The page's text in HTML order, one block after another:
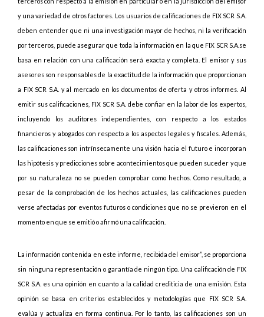
y una variedad de otros factores. Los usuarios de calificaciones de FIX SCR S.A.
deben entender que ni una investigación mayor de hechos, ni la verificación
por terceros, puede asegurar que toda la información en la que FIX SCR S.A.se
basa en relación con una calificación será exacta y completa. El emisor y sus
asesores son responsables de la exactitud de la información que proporcionan
a FIX SCR S.A. y al mercado en los documentos de oferta y otros informes. Al
emitir sus calificaciones, FIX SCR S.A. debe confiar en la labor de los expertos,
incluyendo los auditores independientes, con respecto a los estados
financieros y abogados con respecto a los aspectos legales y fiscales. Además,
las calificaciones son intrínsecamente una visión hacia el futuro e incorporan
las hipótesis y predicciones sobre acontecimientos que pueden suceder y que
por su naturaleza no se pueden comprobar como hechos. Como resultado, a
pesar de la comprobación de los hechos actuales, las calificaciones pueden
verse afectadas por eventos futuros o condiciones que no se previeron en el
momento en que se emitió o afirmó una calificación.
La información contenida en este informe, recibida del emisor”, se proporciona
sin ninguna representación o garantía de ningún tipo. Una calificación de FIX
SCR S.A. es una opinión en cuanto a la calidad crediticia de una emisión. Esta
opinión se basa en criterios establecidos y metodologías que FIX SCR S.A.
evalúa y actualiza en forma continua. Por lo tanto, las calificaciones son un